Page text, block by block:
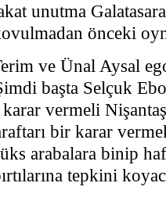
unutma
önceki
ve Ünal Aysal
başta Selçuk
vermeli
bir karar
arabalara binip
tepkini